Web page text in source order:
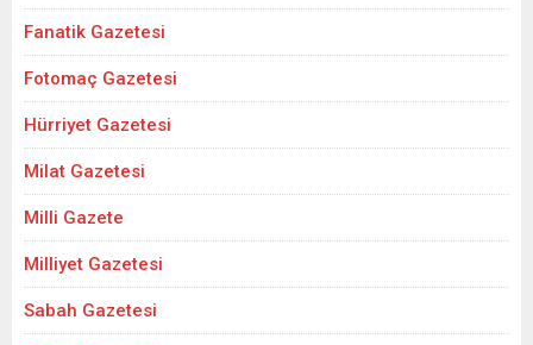
Fanatik Gazetesi
Fotomaç Gazetesi
Hürriyet Gazetesi
Milat Gazetesi
Milli Gazete
Milliyet Gazetesi
Sabah Gazetesi